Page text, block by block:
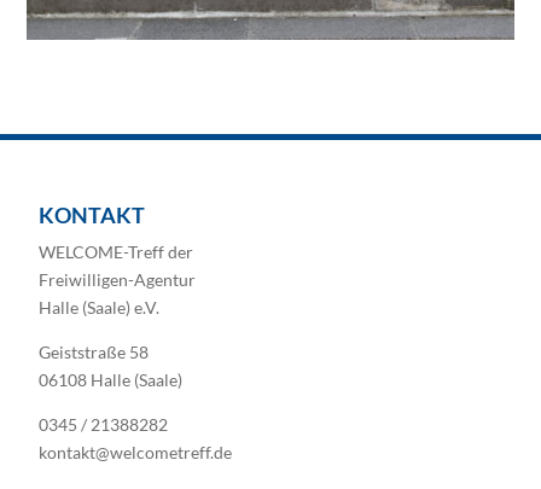
KONTAKT
WELCOME-Treff der
Freiwilligen-Agentur
Halle (Saale) e.V.
Geiststraße 58
06108 Halle (Saale)
0345 / 21388282
kontakt@welcometreff.de